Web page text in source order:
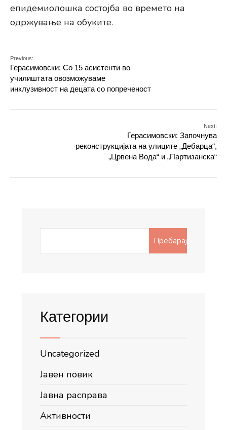
епидемиолошка состојба во времето на
одржување на обуките.
Previous:
Герасимовски: Со 15 асистенти во
училиштата овозможуваме
инклузивност на децата со попреченост
Next:
Герасимовски: Започнува
реконструкцијата на улиците „Дебарца“,
„Црвена Вода“ и „Партизанска“
Пребарај
Категории
Uncategorized
Јавен повик
Јавна расправа
Активности